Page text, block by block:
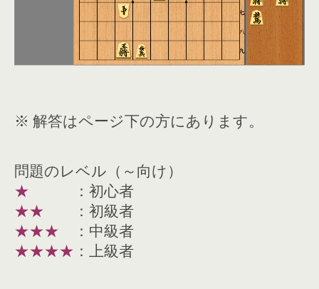
※ 解答はページ下の方にあります。
問題のレベル（～向け）
★ ：初心者
★★ ：初級者
★★★
：中級者
★★★★ ：上級者